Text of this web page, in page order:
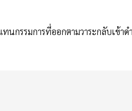
กรรมการที่ออกตามวาระกลับเข้าด